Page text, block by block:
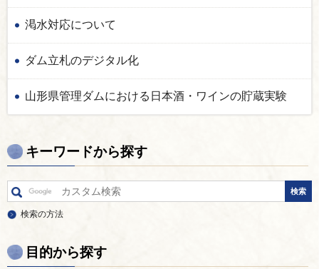
渇水対応について
ダム立札のデジタル化
山形県管理ダムにおける日本酒・ワインの貯蔵実験
キーワードから探す
検索の方法
目的から探す